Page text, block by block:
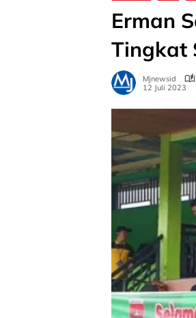
Erman
Tingkat
Mjnewsid
12 Juli 2023